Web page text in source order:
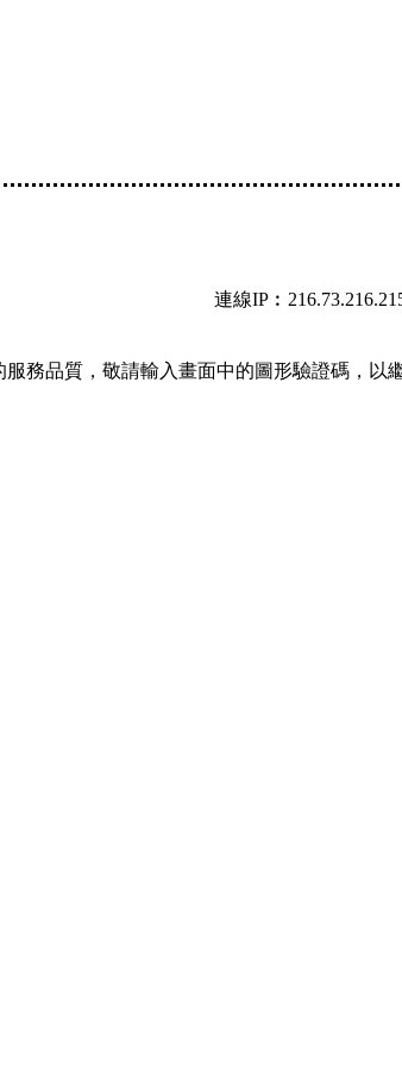
連線
務品質，敬請輸入畫面中的圖形驗證碼，以